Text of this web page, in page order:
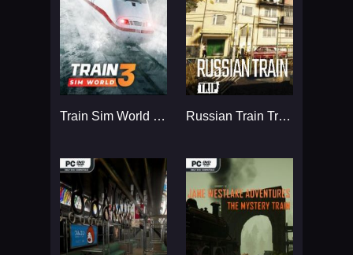
Train Sim World 3... Russian Train Trip...